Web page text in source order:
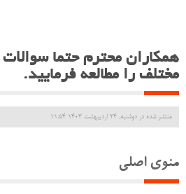
همکاران محترم حتما
مختلف را مطالعه فرمایید.
منتشر شده در دوشنبه, 24 ارديبهشت 1403 11:54
منوی اصلی